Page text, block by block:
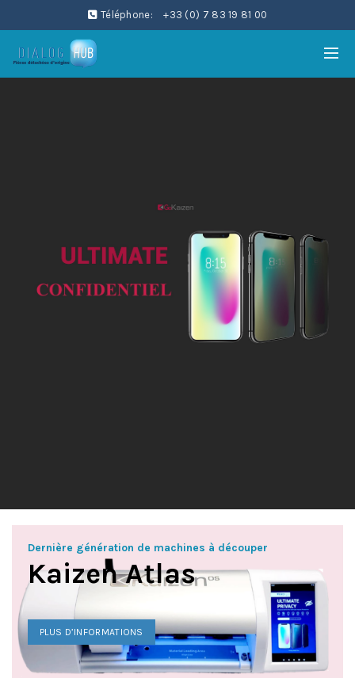
Téléphone: +33 (0) 7 83 19 81 00
Dernière génération de machines à découper
Kaizen Atlas
PLUS D’INFORMATIONS